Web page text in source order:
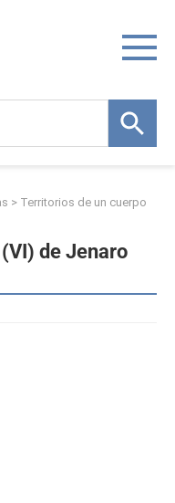
> Territorios de un cuerpo
de Jenaro